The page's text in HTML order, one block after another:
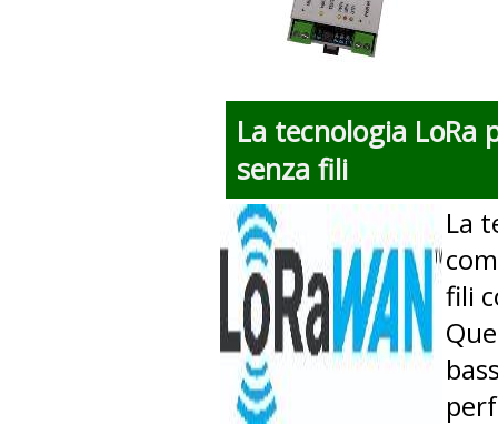
La tecnologia LoRa
senza fili
La
fili